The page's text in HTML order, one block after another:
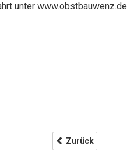
unter www.obstbauwenz.de
Zurück